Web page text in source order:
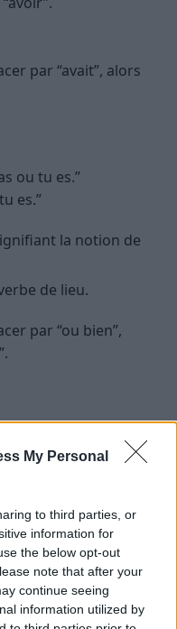
My Personal
to third parties, or
information for
the below opt-out
note that after your
continue seeing
information utilized by
par “avait”, alors
ou tu es.”
es.”
la notion de
de lieu.
par “ou bien”,
arriver à tout le
d’attention et
perfectionner
n’hésitez pas à